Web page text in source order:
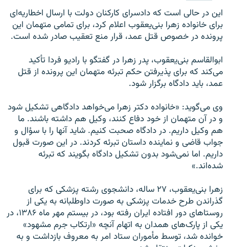
این در حالی است که دادسرای کارکنان دولت با ارسال اخطاریه‌ای
برای خانواده زهرا بنی‌یعقوب اعلام کرد، برای تمامی متهمان این
پرونده در خصوص قتل عمد، قرار منع تعقیب صادر شده است.
ابوالقاسم بنی‌یعقوب، پدر زهرا در گفتگو با رادیو فردا تأکید
می‌کند که برای پذیرفتن حکم تبرئه متهمان این پرونده از قتل
عمد، باید دادگاه برگزار شود.
وی می‌گوید: «خانواده دکتر زهرا می‌خواهد دادگاهی تشکیل شود
و در آن متهمان از خود دفاع کنند، وکیل هم داشته باشند. ما
هم وکیل داریم. در دادگاه صحبت کنیم. شاید آنها را با سؤال و
جواب قاضی و نماینده داستان تبرئه کردند. در این صورت قبول
داریم. اما نمی‌شود بدون تشکیل دادگاه بگویند که تبرئه
شده‌اند.»
زهرا بنی‌یعقوب، ۲۷ ساله، دانشجوی رشته پزشکی که برای
گذراندن طرح خدمات پزشکی به صورت داوطلبانه به یکی از
روستاهای دور افتاده ایران رفته بود، در بیستم مهر ماه ۱۳۸۶، در
یکی از پارک‌های همدان به اتهام آنچه «ارتکاب جرم مشهود»
خوانده شد، توسط مأموران ستاد امر به معروف بازداشت و به